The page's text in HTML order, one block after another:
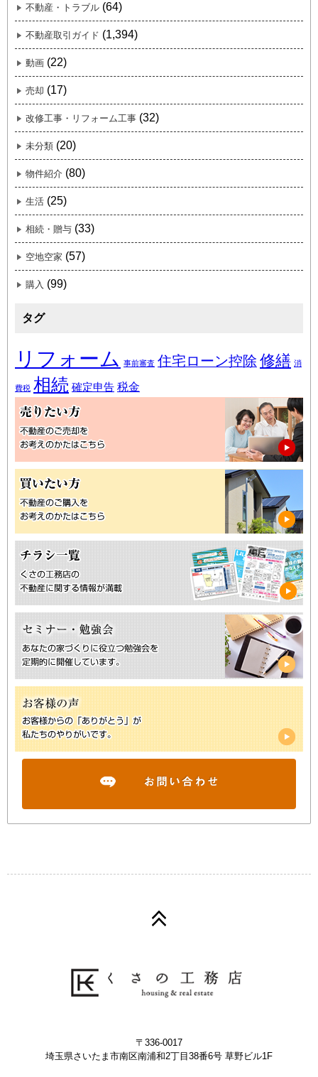
不動産・トラブル (64)
不動産取引ガイド (1,394)
動画 (22)
売却 (17)
改修工事・リフォーム工事 (32)
未分類 (20)
物件紹介 (80)
生活 (25)
相続・贈与 (33)
空地空家 (57)
購入 (99)
タグ
リフォーム 事前審査 住宅ローン控除 修繕 消
費税 相続 確定申告 税金
〒336-0017
埼玉県さいたま市南区南浦和2丁目38番6号 草野ビル1F